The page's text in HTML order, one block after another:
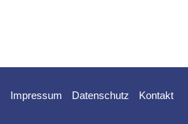
Impressum Datenschutz Kontakt